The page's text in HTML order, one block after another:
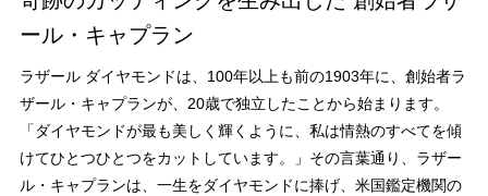
ール・キャプラン
ラザール ダイヤモンドは、100年以上も前の1903年に、創始者ラ
ザール・キャプランが、20歳で独立したことから始まります。
「ダイヤモンドが最も美しく輝くように、私は情熱のすべてを傾
けてひとつひとつをカットしています。」その言葉通り、ラザー
ル・キャプランは、一生をダイヤモンドに捧げ、米国鑑定機関の